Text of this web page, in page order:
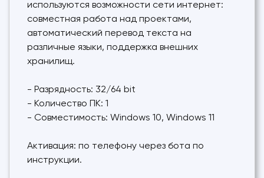
используются возможности сети интернет:
совместная работа над проектами,
автоматический перевод текста на
различные языки, поддержка внешних
хранилищ.
- Разрядность: 32/64 bit
- Количество ПК: 1
- Совместимость: Windows 10, Windows 11
Активация: по телефону через бота по
инструкции.